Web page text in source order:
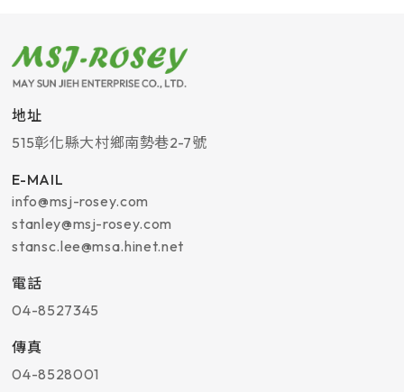
地址
515彰化縣大村鄉南勢巷2-7號
E-MAIL
info@msj-rosey.com
stanley@msj-rosey.com
stansc.lee@msa.hinet.net
電話
04-8527345
傳真
04-8528001